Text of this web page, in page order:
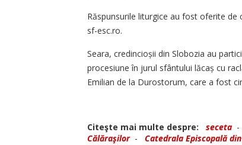
Răspunsurile liturgice au fost oferite de
sf-esc.ro.
Seara, credincioșii din Slobozia au
procesiune în jurul sfântului lăcaș cu
Emilian de la Durostorum, care a fost
Citeşte mai multe despre: seceta -
Călăraşilor- Catedrala Episcopală